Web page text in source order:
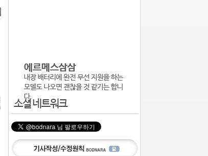
에르메스삼삼
내장 배터리에 완전 무선 지원을 하는
모델도 나오면 괜찮을 것 같기는 합니
다.
소셜 네트워크